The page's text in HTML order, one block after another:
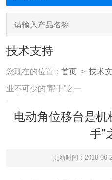
技术支持
您现在的位置：首页 >技术
业不可少的“帮手”之一
电动角位移台是机
手”
更新时间：2018-06-